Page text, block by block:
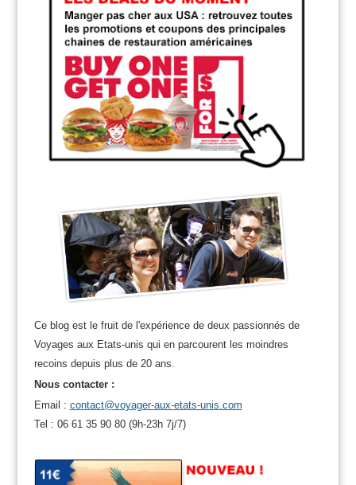
Ce blog est le fruit de l'expérience de deux passionnés de
Voyages aux Etats-unis qui en parcourent les moindres
recoins depuis plus de 20 ans.
Nous contacter :
Email : contact@voyager-aux-etats-unis.com
Tel : 06 61 35 90 80 (9h-23h 7j/7)